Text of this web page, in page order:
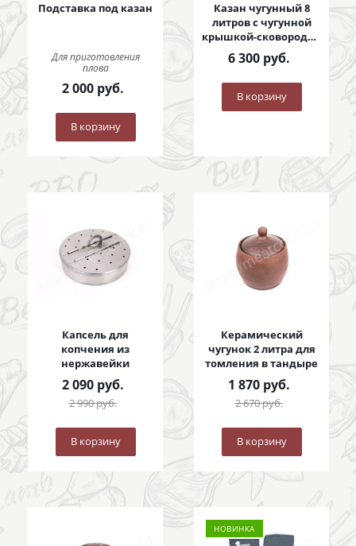
Подставка под казан
Для приготовления
плова
2 000руб.
В корзину
Казан чугунный 8
литров с чугунной
крышкой-сковородой
8 литров
6 300руб.
В корзину
Капсель для
копчения из
нержавейки
2 090руб.
2 990руб.
В корзину
Керамический
чугунок 2 литра для
томления в тандыре
1 870руб.
2 670руб.
В корзину
НОВИНКА